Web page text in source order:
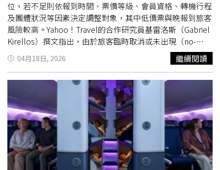
洲、北美、東北亞航線平均載客率皆超過八成，其中以東
京、大阪、名古屋、福岡、北海道等最受旅客喜愛，載客率
超過九成。貨運方面，農曆新年假期後，各行各業積極復
產，且受惠 AI 伺服器、半導體機台與設備、無人機等相關
貨源出貨強勁，包機需求踴躍，帶動 3 月價量雙雙上揚。4
月受中東戰事持續延燒，致航空燃油價格高漲、營運成本增
加，華航將緊密關注國際航空客貨運市場變化，滾動式檢視
燃油附加費，彈性調整最適營運航班規模及配置，確保客貨
運營運穩定性。
位，若不足則依報到時間、票價等級、會員資格、轉機行程
及團體狀況等因素決定調整對象，其中低價票與晚報到旅客
風險較高。Yahoo！Travel的合作研究員基雷洛斯（Gabriel
Kirellos）撰文指出，由於旅客臨時取消或未出現（no-
show）的情況非常普遍，航空公司會透過超賣來避免座位
空置。例如，許多商務旅客會臨時更改行程；若轉機延誤導
致錯過航班，也可能造成座位空缺。與其讓座位浪費，航空
公司選擇超賣來填補這些不確定性，而不是全面調高票價。
在美國，超賣是合法行為，並受到交通部（DOT）規範，因
此仍是航空業常見做法。那麼航空公司是如何決定誰會被
「趕下飛機」呢？1、徵求自願讓位航空公司通常會先詢問
旅客是否願意自願讓出座位，換取現金、機票折抵或旅遊代
金券等補償。若仍不足，他們會提高補償金額，直到有人願
意為止。若仍找不到足夠自願者，就會進入「非自願拒
04月18日, 2026 繼續閱讀